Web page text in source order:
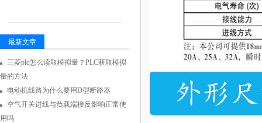
最新文章
三菱plc怎么读取模拟量？PLC获取模拟
量的方法
电动机线路为什么要用D型断路器
空气开关进线与负载端接反影响正常使
用吗